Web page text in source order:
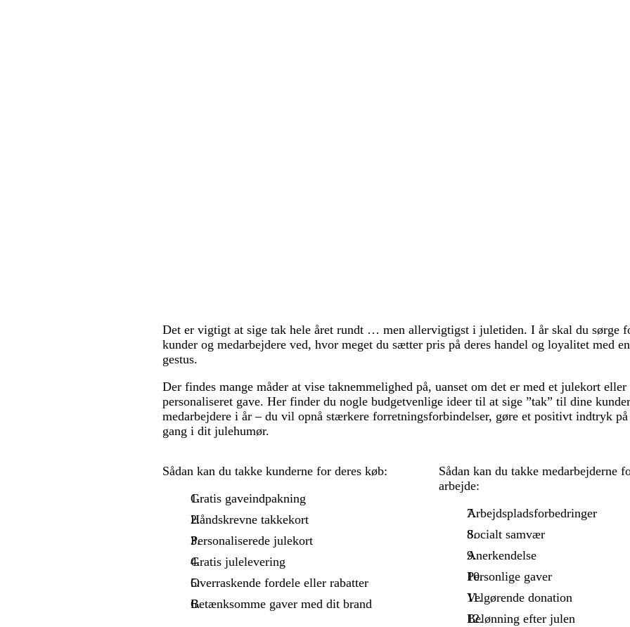
Det er vigtigt at sige tak hele året rundt … men allervigtigst i juletiden. I år skal du sørge
kunder og medarbejdere ved, hvor meget du sætter pris på deres handel og loyalitet med
gestus.
Der findes mange måder at vise taknemmelighed på, uanset om det er med et julekort eller
personaliseret gave. Her finder du nogle budgetvenlige ideer til at sige ”tak” til dine
medarbejdere i år – du vil opnå stærkere forretningsforbindelser, gøre et positivt indtryk
gang i dit julehumør.
Sådan kan du takke kunderne for deres køb:
Gratis gaveindpakning
Håndskrevne takkekort
Personaliserede julekort
Gratis julelevering
Overraskende fordele eller rabatter
Betænksomme gaver med dit brand
Sådan kan du takke medarbejderne
arbejde:
Arbejdspladsforbedringer
Socialt samvær
Anerkendelse
Personlige gaver
Velgørende donation
Belønning efter julen